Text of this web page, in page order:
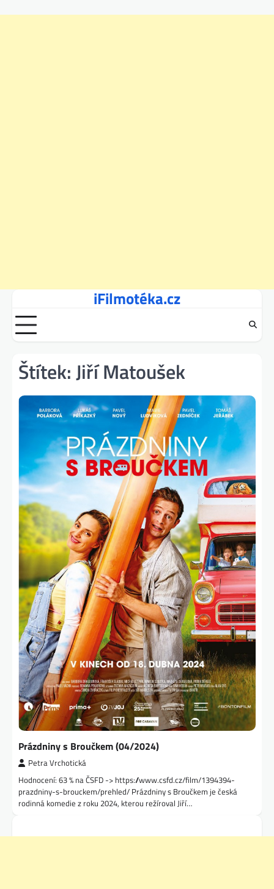
content
iFilmotéka.cz
Štítek:Jiří Matoušek
Prázdniny s Broučkem (04/2024)
Petra Vrchotická
Hodnocení: 63 % na ČSFD -> https://www.csfd.cz/film/1394394-
prazdniny-s-brouckem/prehled/ Prázdniny s Broučkem je česká
rodinná komedie z roku 2024, kterou režíroval Jiří…